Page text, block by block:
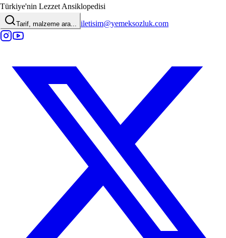
Türkiye'nin Lezzet Ansiklopedisi
Tarif, malzeme ara... iletisim@yemeksozluk.com